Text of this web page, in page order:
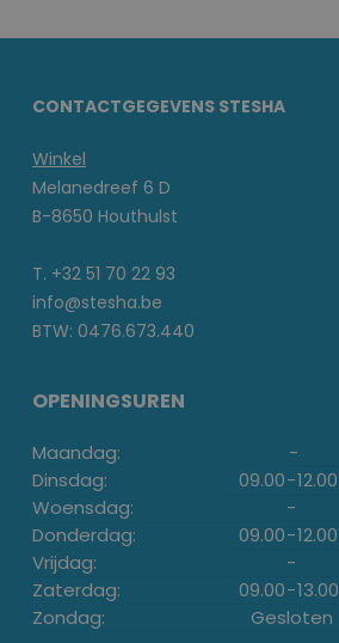
CONTACTGEGEVENS STESHA
Winkel
Melanedreef 6 D
B-8650 Houthulst
T. +32 51 70 22 93
info@stesha.be
BTW: 0476.673.440
OPENINGSUREN
Maandag: -
Dinsdag:
09.00-12.00
Woensdag:
-
Donderdag:
09.00-12.00
Vrijdag:
-
Zaterdag:
09.00-13.00
Zondag:
Gesloten